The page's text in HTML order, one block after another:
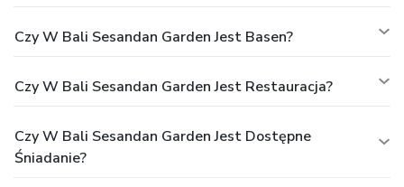
Czy W Bali Sesandan Garden Jest Basen?
Czy W Bali Sesandan Garden Jest Restauracja?
Czy W Bali Sesandan Garden Jest Dostępne
Śniadanie?